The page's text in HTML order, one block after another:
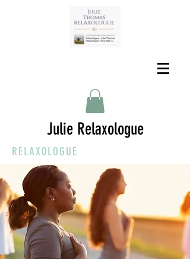
Julie Relaxologue
RELAXOLOGUE